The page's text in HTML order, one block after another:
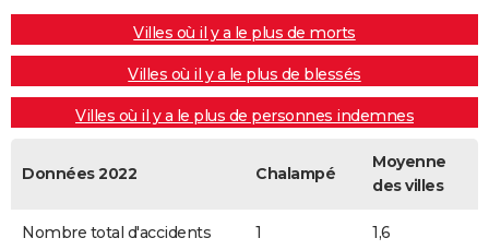
Villes où il y a le plus de morts
Villes où il y a le plus de blessés
Villes où il y a le plus de personnes indemnes
Données 2022 Chalampé
Moyenne
des villes
Nombre total d'accidents 1 1,6